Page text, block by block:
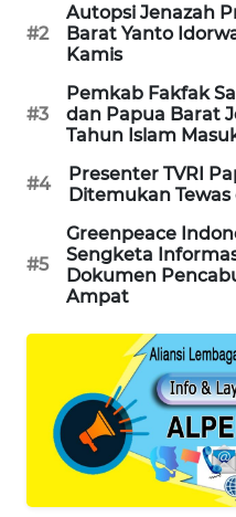
#2
Autopsi Jenazah
Barat Yanto
Kamis
#3
Pemkab Fakfak
dan Papua Barat
Tahun Islam
#4
Presenter TVRI
Ditemukan
#5
Greenpeace
Sengketa
Dokumen
Ampat
METRO
JAKARTA
KRT
NEWS
JURNAL
NEWS
GARONGGANG
NEWS